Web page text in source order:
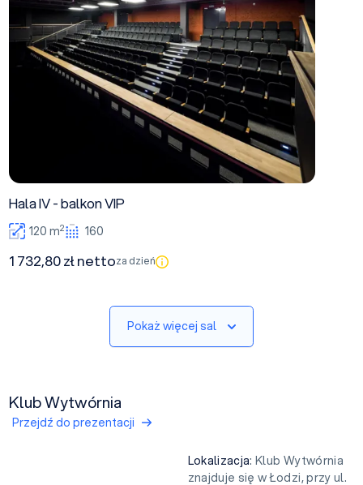
Hala IV - balkon VIP
120 m2 160
1 732,80 zł nettoza dzień
Pokaż więcej sal
Klub Wytwórnia
Przejdź do prezentacji
Lokalizacja: Klub Wytwórnia
znajduje się w Łodzi, przy ul.